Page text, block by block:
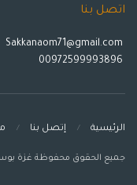
اتصل بنا
Sakkanaom71@gmail.com
الرئيسية إتصل بنا
جميع الحقوق محفوظة غزة بوست